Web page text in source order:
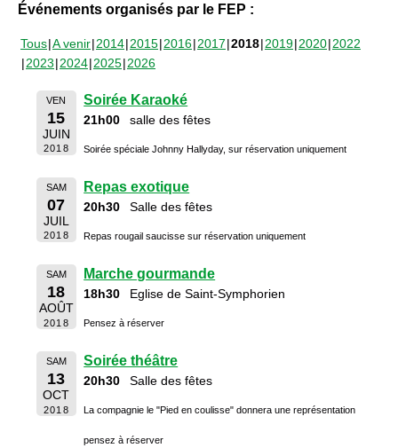
Événements organisés par le FEP :
Tous A venir 2014 2015 2016 2017 2018 2019 2020 2022
2023 2024 2025 2026
VEN
15
JUIN
2018
Soirée Karaoké
21h00 salle des fêtes
Soirée spéciale Johnny Hallyday, sur réservation uniquement
SAM
07
JUIL
2018
Repas exotique
20h30 Salle des fêtes
Repas rougail saucisse sur réservation uniquement
SAM
18
AOÛT
2018
Marche gourmande
18h30 Eglise de Saint-Symphorien
Pensez à réserver
SAM
13
OCT
2018
Soirée théâtre
20h30 Salle des fêtes
La compagnie le "Pied en coulisse" donnera une représentation
pensez à réserver